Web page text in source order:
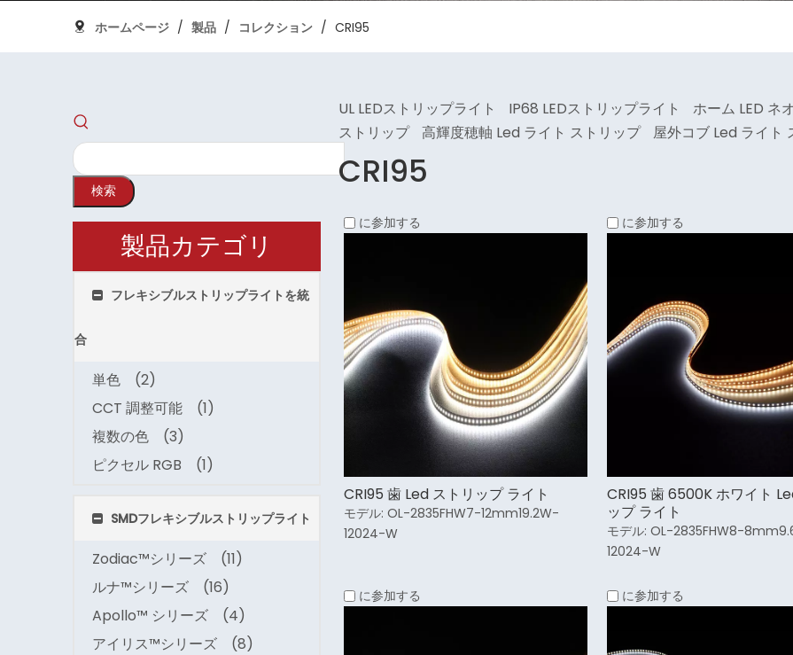
ホームページ / 製品 / コレクション / CRI95
検索
製品カテゴリ
フレキシブルストリップライトを統
合
単色
(2)
CCT 調整可能
(1)
複数の色
(3)
ピクセル RGB
(1)
SMDフレキシブルストリップライト
Zodiac™シリーズ
(11)
ルナ™シリーズ
(16)
Apollo™ シリーズ
(4)
アイリス™シリーズ
(8)
UL LEDストリップライト IP68 LEDストリップライト ホーム LED ネ
ストリップ
高輝度穂軸 Led ライト ストリップ 屋外コブ Led ライト
CRI95
に参加する
CRI95 歯 Led ストリップ ライト
モデル: OL-2835FHW7-12mm19.2W-
12024-W
に参加する
CRI95 歯 6500K ホワイト
ップ ライト
モデル: OL-2835FHW8-
12024-W
に参加する に参加する